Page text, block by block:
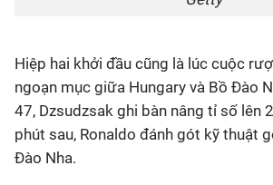
Hiệp hai khởi đầu cũng là lúc cuộc
ngoạn mục giữa Hungary và Bồ Đào
47, Dzsudzsak ghi bàn nâng tỉ số lên
phút sau, Ronaldo đánh gót kỹ thuật
Đào Nha.